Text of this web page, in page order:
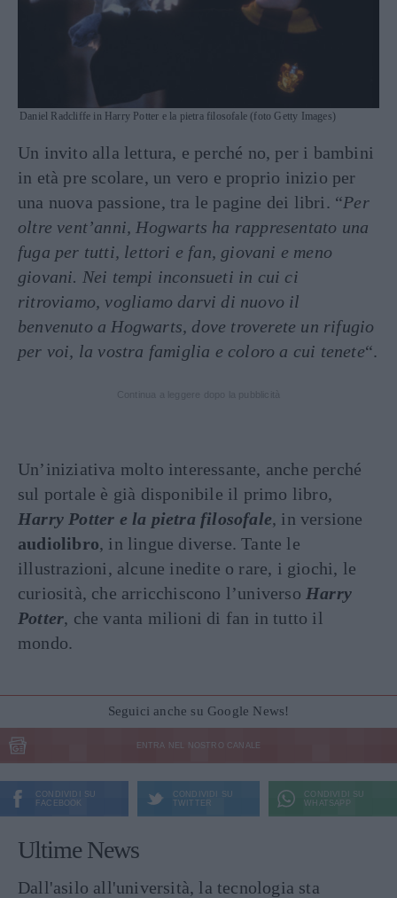
Daniel Radcliffe in Harry Potter e la pietra filosofale (foto Getty Images)
Un invito alla lettura, e perché no, per i bambini
in età pre scolare, un vero e proprio inizio per
una nuova passione, tra le pagine dei libri. “Per
oltre vent’anni, Hogwarts ha rappresentato una
fuga per tutti, lettori e fan, giovani e meno
giovani. Nei tempi inconsueti in cui ci
ritroviamo, vogliamo darvi di nuovo il
benvenuto a Hogwarts, dove troverete un rifugio
per voi, la vostra famiglia e coloro a cui tenete“.
Un’iniziativa molto interessante, anche perché
sul portale è già disponibile il primo libro,
Harry Potter e la pietra filosofale, in versione
audiolibro, in lingue diverse. Tante le
illustrazioni, alcune inedite o rare, i giochi, le
curiosità, che arricchiscono l’universo Harry
Potter, che vanta milioni di fan in tutto il
mondo.
Seguici anche su Google News!
ENTRA NEL NOSTRO CANALE
CONDIVIDI SU
FACEBOOK
CONDIVIDI SU
TWITTER
CONDIVIDI SU
WHATSAPP
Ultime News
Dall'asilo all'università, la tecnologia sta